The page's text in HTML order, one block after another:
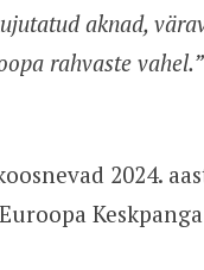
aknad,
rahvaste vahel.
2024.